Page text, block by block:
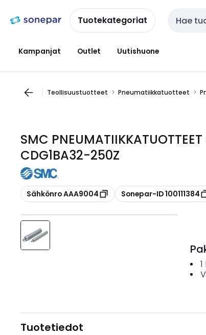
navigointiinsisältöönTuotekategoriat Haku
Kampanjat Outlet Uutishuone
Teollisuustuotteet Pneumatiikkatuotteet
SMC
CDG1BA32-250Z
Kopioi
Sähkönro AAA9004 Kopioi
Sonepar-ID 100111384
1
Tuotetiedot